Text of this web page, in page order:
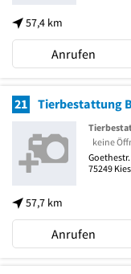
57,4 km
Anrufen
21 Tierbestattung
57,7 km
keine
75249
Anrufen